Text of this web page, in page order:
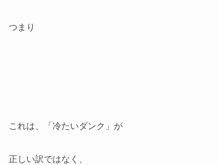
つまり
これは、「冷たいダンク」が
正しい訳ではなく、